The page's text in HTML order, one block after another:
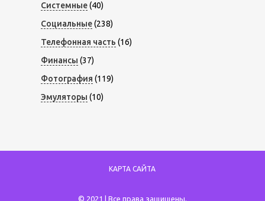
Системные(40)
Социальные(238)
Телефонная часть (16)
Финансы (37)
Фотография (119)
Эмуляторы (10)
КАРТА САЙТА
© 2021 | Все права защищены.